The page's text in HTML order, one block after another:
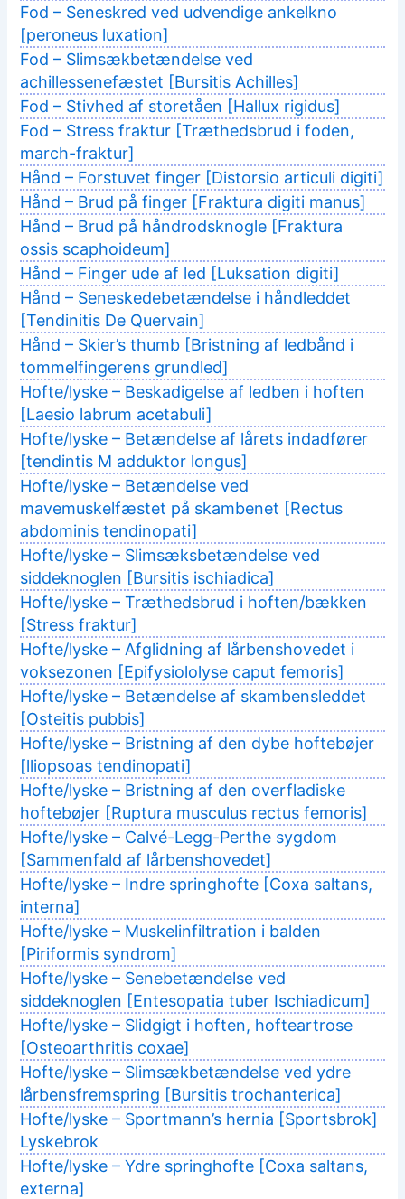
Fod – Seneskred ved udvendige ankelkno
[peroneus luxation]
Fod – Slimsækbetændelse ved
achillessenefæstet [Bursitis Achilles]
Fod – Stivhed af storetåen [Hallux rigidus]
Fod – Stress fraktur [Træthedsbrud i foden,
march-fraktur]
Hånd – Forstuvet finger [Distorsio articuli digiti]
Hånd – Brud på finger [Fraktura digiti manus]
Hånd – Brud på håndrodsknogle [Fraktura
ossis scaphoideum]
Hånd – Finger ude af led [Luksation digiti]
Hånd – Seneskedebetændelse i håndleddet
[Tendinitis De Quervain]
Hånd – Skier’s thumb [Bristning af ledbånd i
tommelfingerens grundled]
Hofte/lyske – Beskadigelse af ledben i hoften
[Laesio labrum acetabuli]
Hofte/lyske – Betændelse af lårets indadfører
[tendintis M adduktor longus]
Hofte/lyske – Betændelse ved
mavemuskelfæstet på skambenet [Rectus
abdominis tendinopati]
Hofte/lyske – Slimsæksbetændelse ved
siddeknoglen [Bursitis ischiadica]
Hofte/lyske – Træthedsbrud i hoften/bækken
[Stress fraktur]
Hofte/lyske – Afglidning af lårbenshovedet i
voksezonen [Epifysiololyse caput femoris]
Hofte/lyske – Betændelse af skambensleddet
[Osteitis pubbis]
Hofte/lyske – Bristning af den dybe hoftebøjer
[lliopsoas tendinopati]
Hofte/lyske – Bristning af den overfladiske
hoftebøjer [Ruptura musculus rectus femoris]
Hofte/lyske – Calvé-Legg-Perthe sygdom
[Sammenfald af lårbenshovedet]
Hofte/lyske – Indre springhofte [Coxa saltans,
interna]
Hofte/lyske – Muskelinfiltration i balden
[Piriformis syndrom]
Hofte/lyske – Senebetændelse ved
siddeknoglen [Entesopatia tuber Ischiadicum]
Hofte/lyske – Slidgigt i hoften, hofteartrose
[Osteoarthritis coxae]
Hofte/lyske – Slimsækbetændelse ved ydre
lårbensfremspring [Bursitis trochanterica]
Hofte/lyske – Sportmann’s hernia [Sportsbrok]
Lyskebrok
Hofte/lyske – Ydre springhofte [Coxa saltans,
externa]